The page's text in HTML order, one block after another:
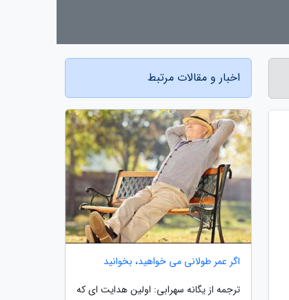
اخبار و مقالات مرتبط
اگر عمر طولانی می خواهید، بخوانید
ترجمه از یگانه سهرابی: اولین هدایت ای که